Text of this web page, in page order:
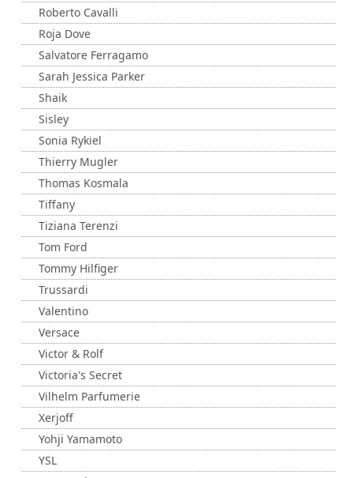
Roberto Cavalli
Roja Dove
Salvatore Ferragamo
Sarah Jessica Parker
Shaik
Sisley
Sonia Rykiel
Thierry Mugler
Thomas Kosmala
Tiffany
Tiziana Terenzi
Tom Ford
Tommy Hilfiger
Trussardi
Valentino
Versace
Victor & Rolf
Victoria's Secret
Vilhelm Parfumerie
Xerjoff
Yohji Yamamoto
YSL